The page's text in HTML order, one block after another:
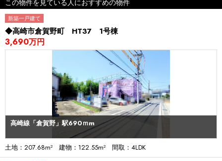
この物件を見ている人におすすめの物件
新築一戸建て
◆高崎市倉賀野町 HT37 1号棟
3,690万円
高崎線「倉賀野」駅690ｍm
土地：207.68m² 建物：122.55m² 間取：4LDK